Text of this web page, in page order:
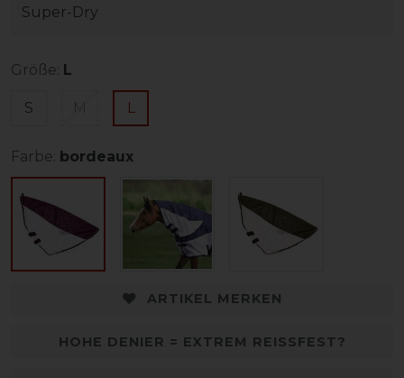
Super-Dry
Größe: L
S L
Farbe: bordeaux
ARTIKEL MERKEN
HOHE DENIER = EXTREM REISSFEST?